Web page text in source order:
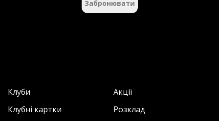
Забронювати
Клуби
Акції
Клубні картки
Розклад